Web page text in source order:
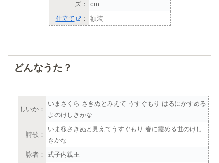
ズ：
cm
仕立て
： 額装
どんなうた？
しいか：
いまさくら さきぬとみえて うすぐもり はるにかすめる
よのけしきかな
詩歌：
いま桜さきぬと見えてうすぐもり 春に霞める世のけし
きかな
詠者：
式子内親王